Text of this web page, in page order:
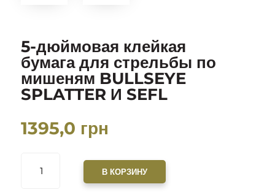
5-дюймовая клейкая
бумага для стрельбы по
мишеням BULLSEYE
SPLATTER И SEFL
1395,0 грн
ТОВАРА
В КОРЗИНУ